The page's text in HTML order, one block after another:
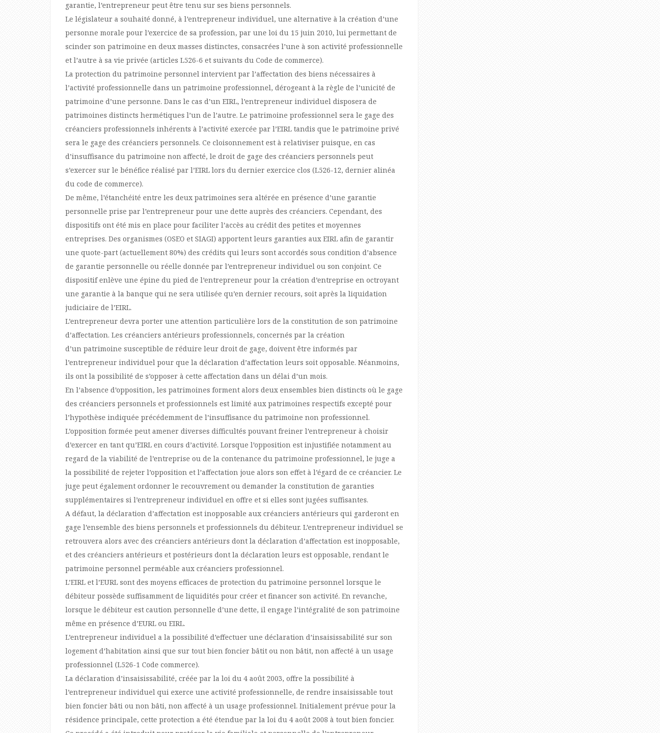
garantie, l’entrepreneur peut être tenu sur ses biens personnels.
Le législateur a souhaité donné, à l’entrepreneur individuel, une alternative à la création d’une
personne morale pour l’exercice de sa profession, par une loi du 15 juin 2010, lui permettant de
scinder son patrimoine en deux masses distinctes, consacrées l’une à son activité professionnelle
et l’autre à sa vie privée (articles L526-6 et suivants du Code de commerce).
La protection du patrimoine personnel intervient par l’affectation des biens nécessaires à
l’activité professionnelle dans un patrimoine professionnel, dérogeant à la règle de l’unicité de
patrimoine d’une personne. Dans le cas d’un EIRL, l’entrepreneur individuel disposera de
patrimoines distincts hermétiques l’un de l’autre. Le patrimoine professionnel sera le gage des
créanciers professionnels inhérents à l’activité exercée par l’EIRL tandis que le patrimoine privé
sera le gage des créanciers personnels. Ce cloisonnement est à relativiser puisque, en cas
d’insuffisance du patrimoine non affecté, le droit de gage des créanciers personnels peut
s’exercer sur le bénéfice réalisé par l’EIRL lors du dernier exercice clos (L526-12, dernier alinéa
du code de commerce).
De même, l’étanchéité entre les deux patrimoines sera altérée en présence d’une garantie
personnelle prise par l’entrepreneur pour une dette auprès des créanciers. Cependant, des
dispositifs ont été mis en place pour faciliter l’accès au crédit des petites et moyennes
entreprises. Des organismes (OSEO et SIAGI) apportent leurs garanties aux EIRL afin de garantir
une quote-part (actuellement 80%) des crédits qui leurs sont accordés sous condition d’absence
de garantie personnelle ou réelle donnée par l’entrepreneur individuel ou son conjoint. Ce
dispositif enlève une épine du pied de l’entrepreneur pour la création d’entreprise en octroyant
une garantie à la banque qui ne sera utilisée qu’en dernier recours, soit après la liquidation
judiciaire de l’EIRL.
L’entrepreneur devra porter une attention particulière lors de la constitution de son patrimoine
d’affectation. Les créanciers antérieurs professionnels, concernés par la création
d’un patrimoine susceptible de réduire leur droit de gage, doivent être informés par
l’entrepreneur individuel pour que la déclaration d’affectation leurs soit opposable. Néanmoins,
ils ont la possibilité de s’opposer à cette affectation dans un délai d’un mois.
En l’absence d’opposition, les patrimoines forment alors deux ensembles bien distincts où le gage
des créanciers personnels et professionnels est limité aux patrimoines respectifs excepté pour
l’hypothèse indiquée précédemment de l’insuffisance du patrimoine non professionnel.
L’opposition formée peut amener diverses difficultés pouvant freiner l’entrepreneur à choisir
d’exercer en tant qu’EIRL en cours d’activité. Lorsque l’opposition est injustifiée notamment au
regard de la viabilité de l’entreprise ou de la contenance du patrimoine professionnel, le juge a
la possibilité de rejeter l’opposition et l’affectation joue alors son effet à l’égard de ce créancier. Le
juge peut également ordonner le recouvrement ou demander la constitution de garanties
supplémentaires si l’entrepreneur individuel en offre et si elles sont jugées suffisantes.
A défaut, la déclaration d’affectation est inopposable aux créanciers antérieurs qui garderont en
gage l’ensemble des biens personnels et professionnels du débiteur. L’entrepreneur individuel se
retrouvera alors avec des créanciers antérieurs dont la déclaration d’affectation est inopposable,
et des créanciers antérieurs et postérieurs dont la déclaration leurs est opposable, rendant le
patrimoine personnel perméable aux créanciers professionnel.
L’EIRL et l’EURL sont des moyens efficaces de protection du patrimoine personnel lorsque le
débiteur possède suffisamment de liquidités pour créer et financer son activité. En revanche,
lorsque le débiteur est caution personnelle d’une dette, il engage l’intégralité de son patrimoine
même en présence d’EURL ou EIRL.
L’entrepreneur individuel a la possibilité d’effectuer une déclaration d’insaisissabilité sur son
logement d’habitation ainsi que sur tout bien foncier bâtit ou non bâtit, non affecté à un usage
professionnel (L526-1 Code commerce).
La déclaration d’insaisissabilité, créée par la loi du 4 août 2003, offre la possibilité à
l’entrepreneur individuel qui exerce une activité professionnelle, de rendre insaisissable tout
bien foncier bâti ou non bâti, non affecté à un usage professionnel. Initialement prévue pour la
résidence principale, cette protection a été étendue par la loi du 4 août 2008 à tout bien foncier.